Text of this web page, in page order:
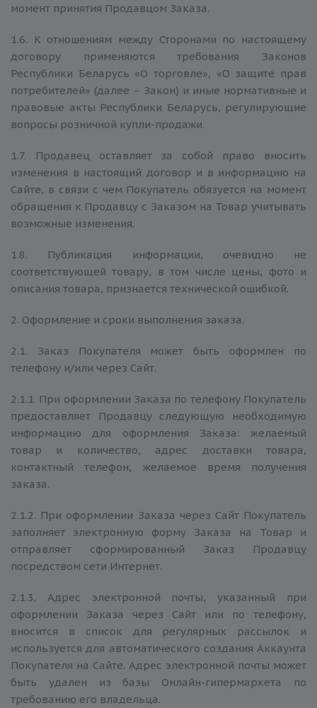
момент принятия Продавцом Заказа.
1.6. К отношениям между Сторонами по настоящему
договору применяются требования Законов
Республики Беларусь «О торговле», «О защите прав
потребителей» (далее – Закон) и иные нормативные и
правовые акты Республики Беларусь, регулирующие
вопросы розничной купли-продажи.
1.7. Продавец оставляет за собой право вносить
изменения в настоящий договор и в информацию на
Сайте, в связи с чем Покупатель обязуется на момент
обращения к Продавцу с Заказом на Товар учитывать
возможные изменения.
1.8. Публикация информации, очевидно не
соответствующей товару, в том числе цены, фото и
описания товара, признается технической ошибкой.
2. Оформление и сроки выполнения заказа.
2.1. Заказ Покупателя может быть оформлен по
телефону и/или через Сайт.
2.1.1. При оформлении Заказа по телефону Покупатель
предоставляет Продавцу следующую необходимую
информацию для оформления Заказа: желаемый
товар и количество, адрес доставки товара,
контактный телефон, желаемое время получения
заказа.
2.1.2. При оформлении Заказа через Сайт Покупатель
заполняет электронную форму Заказа на Товар и
отправляет сформированный Заказ Продавцу
посредством сети Интернет.
2.1.3. Адрес электронной почты, указанный при
оформлении Заказа через Сайт или по телефону,
вносится в список для регулярных рассылок и
используется для автоматического создания Аккаунта
Покупателя на Сайте. Адрес электронной почты может
быть удален из базы Онлайн-гипермаркета по
требованию его владельца.